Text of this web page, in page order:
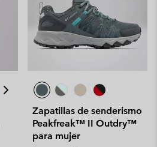
Zapatillas de senderismo
Peakfreak™ II Outdry™
para mujer